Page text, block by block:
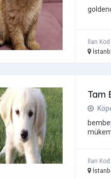
İlan Kod
Tam
İlan Kod